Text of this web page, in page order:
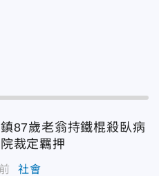
87歲老翁持鐵棍殺臥病
裁定羈押
社會